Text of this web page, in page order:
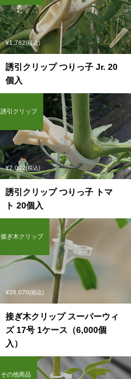
¥1,782(税込)
誘引クリップ つりっ子 Jr. 20
個入
¥2,002(税込)
誘引クリップ つりっ子 トマ
ト 20個入
誘引クリップ
¥26,070(税込)
接ぎ木クリップ スーパーウィ
ズ 17号 1ケース（6,000個
入）
接ぎ木クリップ
その他商品